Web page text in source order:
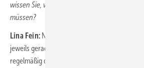
wissen Sie, wie viele Personen zu jedem
müssen?
Lina Fein: Natürlich wissen wir, wie viele
jeweils gerade suchen. Wir erstellen eine
regelmäßig den aktuellen Bedürfnissen